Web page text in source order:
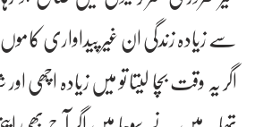
سے زیادہ زندگی ان غیر پیداواری
اگر یہ وقت بچا لیتا تو میں زیادہ اچھی